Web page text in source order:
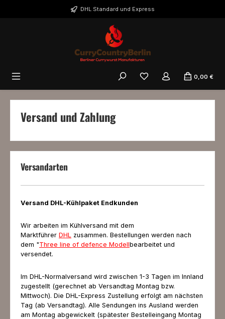
Zum Hauptinhalt springenDHL Standard und Express
Du hast 0 Produkte auf
0,00 €
Versand und Zahlung
Versandarten
Versand DHL-Kühlpaket Endkunden
Wir arbeiten im Kühlversand mit dem
Marktführer DHL
zusammen. Bestellungen werden nach
dem "Three line of defence Modellbearbeitet und
versendet.
Im DHL-Normalversand wird zwischen 1-3 Tagen im Innland
zugestellt (gerechnet ab Versandtag Montag bzw.
Mittwoch). Die DHL-Express Zustellung erfolgt am nächsten
Tag (ab Versandtag). Alle Sendungen ins Ausland werden
am Montag abgewickelt (spätester Bestelleingang Montag